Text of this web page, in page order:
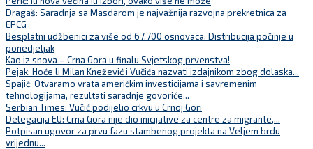
Dragaš: Saradnja sa Masdarom je najvažnija razvojna prekretnica za
EPCG
Besplatni udžbenici za više od 67.700 osnovaca: Distribucija počinje u
ponedjeljak
Kao iz snova – Crna Gora u finalu Svjetskog prvenstva!
Pejak: Hoće li Milan Knežević i Vučića nazvati izdajnikom zbog dolaska...
Spajić: Otvaramo vrata američkim investicijama i savremenim
tehnologijama, rezultati saradnje govoriće...
Serbian Times: Vučić podijelio crkvu u Crnoj Gori
Delegacija EU: Crna Gora nije dio inicijative za centre za migrante,...
Potpisan ugovor za prvu fazu stambenog projekta na Veljem brdu
vrijednu...